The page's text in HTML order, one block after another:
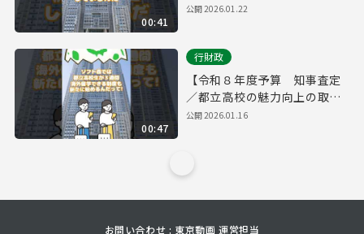
00:41
強化】
公開2026.01.22
00:47
行財政
【令和８年度予算 知事査定
／都立高校の魅力向上の取
組】
公開2026.01.16
お問い合わせ : 東京動画 運営担当